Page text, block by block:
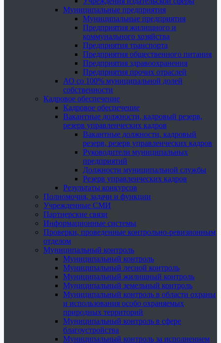
Муниципальные предприятия
Муниципальные предприятия
Предприятия жилищного и
коммунального хозяйства
Предприятия транспорта
Предприятия общественного питания
Предприятия здравоохранения
Предприятия прочих отраслей
АО со 100% муниципальной долей
собственности
Кадровое обеспечение
Кадровое обеспечение
Вакантные должности, кадровый резерв,
резерв управленческих кадров
Вакантные должности, кадровый
резерв, резерв управленческих кадров
Руководители муниципальных
предприятий
Должности муниципальной службы
Резерв управленческих кадров
Результаты конкурсов
Полномочия, задачи и функции
Учрежденные СМИ
Партнерские связи
Информационные системы
Проверки, проведенные контрольно-ревизионным
отделом
Муниципальный контроль
Муниципальный контроль
Муниципальный лесной контроль
Муниципальный жилищный контроль
Муниципальный земельный контроль
Муниципальный контроль в области охраны
и использования особо охраняемых
природных территорий
Муниципальный контроль в сфере
благоустройства
Муниципальный контроль за исполнением